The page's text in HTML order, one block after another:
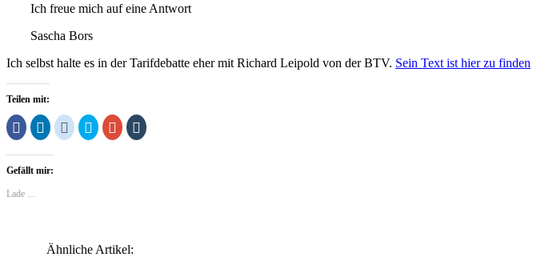
Ich freue mich auf eine Antwort
Sascha Bors
Ich selbst halte es in der Tarifdebatte eher mit Richard Leipold von der BTV. Sein Text ist hier zu finden
Teilen mit:
Klick,
um
Facebook
teilen
in
neuem
Klick,
um
LinkedIn
teilen
Klick,
um
Klick,
um
über
Zum
Teilen
Klick,
um
Gefällt mir:
Lade …
Ähnliche Artikel: